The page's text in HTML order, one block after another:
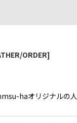
ORDER]
haオリジナルの